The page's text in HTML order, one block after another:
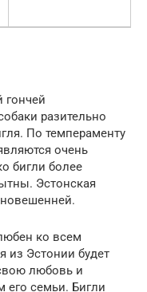
гончей
разительно
По темпераменту
очень
бигли более
Эстонская
ко всем
из Эстонии будет
любовь и
его семьи. Бигли